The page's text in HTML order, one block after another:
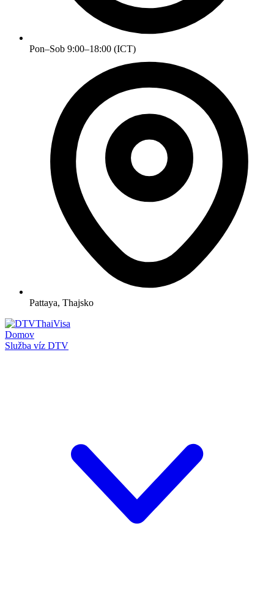
Pon–Sob 9:00–18:00 (ICT)
Pattaya, Thajsko
Domov
Služba víz DTV